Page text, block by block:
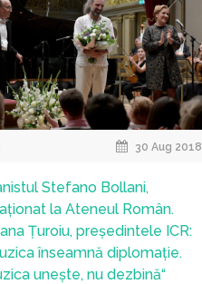
30 Aug 2018
Stefano Bollani,
la Ateneul Român.
Țuroiu, președintele ICR:
înseamnă diplomație.
unește, nu dezbină“